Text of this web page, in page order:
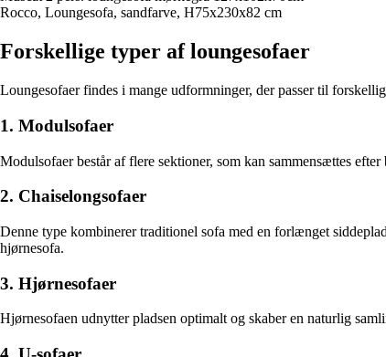
Rocco, Loungesofa, sandfarve, H75x230x82 cm
Forskellige typer af loungesofaer
Loungesofaer findes i mange udformninger, der passer til
1. Modulsofaer
Modulsofaer består af flere sektioner, som kan sammensættes
2. Chaiselongsofaer
Denne type kombinerer traditionel sofa med en forlænget
hjørnesofa.
3. Hjørnesofaer
Hjørnesofaen udnytter pladsen optimalt og skaber en naturlig